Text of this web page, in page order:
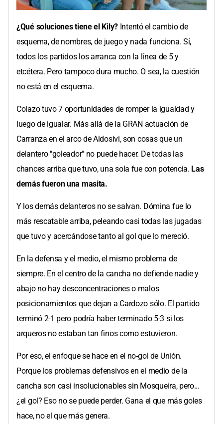
¿Qué soluciones tiene el Kily? Intentó el cambio de
esquema, de nombres, de juego y nada funciona. Sí,
todos los partidos los arranca con la línea de 5 y
etcétera. Pero tampoco dura mucho. O sea, la cuestión
no está en el esquema.
Colazo tuvo 7 oportunidades de romper la igualdad y
luego de igualar. Más allá de la GRAN actuación de
Carranza en el arco de Aldosivi, son cosas que un
delantero "goleador" no puede hacer. De todas las
chances arriba que tuvo, una sola fue con potencia. Las
demás fueron una masita.
Y los demás delanteros no se salvan. Dómina fue lo
más rescatable arriba, peleando casi todas las jugadas
que tuvo y acercándose tanto al gol que lo mereció.
En la defensa y el medio, el mismo problema de
siempre. En el centro de la cancha no defiende nadie y
abajo no hay desconcentraciones o malos
posicionamientos que dejan a Cardozo sólo. El partido
terminó 2-1 pero podría haber terminado 5-3 si los
arqueros no estaban tan finos como estuvieron.
Por eso, el enfoque se hace en el no-gol de Unión.
Porque los problemas defensivos en el medio de la
cancha son casi insolucionables sin Mosqueira, pero...
¿el gol? Eso no se puede perder. Gana el que más goles
hace, no el que más genera.